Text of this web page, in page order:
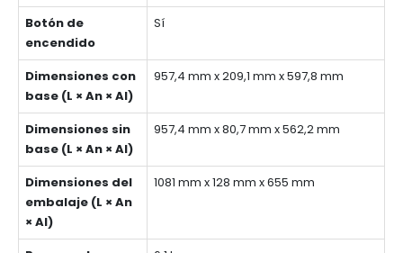
Botón de
encendido
Sí
Dimensiones con
base (L × An × Al)
957,4 mm x 209,1 mm x 597,8 mm
Dimensiones sin
base (L × An × Al)
957,4 mm x 80,7 mm x 562,2 mm
Dimensiones del
embalaje (L × An
× Al)
1081 mm x 128 mm x 655 mm